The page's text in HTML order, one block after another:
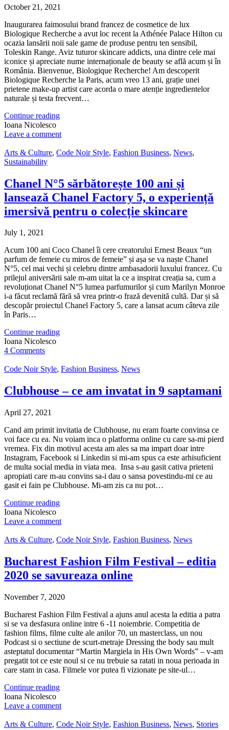
October 21, 2021
Inaugurarea faimosului brand francez de cosmetice de lux
Biologique Recherche a avut loc recent la Athénée Palace Hilton cu
ocazia lansării noii sale game de produse pentru ten sensibil,
Toleskin Range. Aviz tuturor skincare addicts, una dintre cele mai
iconice și apreciate nume internaționale de beauty se află acum și în
România. Bienvenue, Biologique Recherche! Am descoperit
Biologique Recherche la Paris, acum vreo 13 ani, grație unei
prietene make-up artist care acorda o mare atenție ingredientelor
naturale și testa frecvent…
Continue reading
Ioana Nicolesco
Leave a comment
Arts & Culture, Code Noir Style, Fashion Business, News,
Sustainability
Chanel N°5 sărbătorește 100 ani și
lansează Chanel Factory 5, o experiență
imersivă pentru o colecție skincare
July 1, 2021
Acum 100 ani Coco Chanel îi cere creatorului Ernest Beaux “un
parfum de femeie cu miros de femeie” și așa se va naște Chanel
N°5, cel mai vechi și celebru dintre ambasadorii luxului francez. Cu
prilejul aniversării sale m-am uitat la ce a inspirat creația sa, cum a
revoluționat Chanel N°5 lumea parfumurilor și cum Marilyn Monroe
i-a făcut reclamă fără să vrea printr-o frază devenită cultă. Dar și să
descopăr proiectul Chanel Factory 5, care a lansat acum câteva zile
în Paris…
Continue reading
Ioana Nicolesco
4 Comments
Code Noir Style, Fashion Business, News
Clubhouse – ce am invatat in 9 saptamani
April 27, 2021
Cand am primit invitatia de Clubhouse, nu eram foarte convinsa ce
voi face cu ea. Nu voiam inca o platforma online cu care sa-mi pierd
vremea. Fix din motivul acesta am ales sa ma impart doar intre
Instagram, Facebook si Linkedin si mi-am spus ca este arhisuficient
de multa social media in viata mea. Insa s-au gasit cativa prieteni
apropiati care m-au convins sa-i dau o sansa povestindu-mi ce au
gasit ei fain pe Clubhouse. Mi-am zis ca nu pot…
Continue reading
Ioana Nicolesco
Leave a comment
Arts & Culture, Code Noir Style, Fashion Business, News
Bucharest Fashion Film Festival – editia
2020 se savureaza online
November 7, 2020
Bucharest Fashion Film Festival a ajuns anul acesta la editia a patra
si se va desfasura online intre 6 -11 noiembrie. Competitia de
fashion films, filme culte ale anilor 70, un masterclass, un nou
Podcast si o sectiune de scurt-metraje Dressing the body sau mult
asteptatul documentar “Martin Margiela in His Own Words” – v-am
pregatit tot ce este noul si ce nu trebuie sa ratati in noua perioada in
care stam in casa. Filmele vor putea fi vizionate pe site-ul…
Continue reading
Ioana Nicolesco
Leave a comment
Arts & Culture, Code Noir Style, Fashion Business, News, Stories